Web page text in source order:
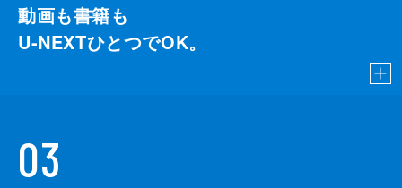
動画も書籍も
U-NEXTひとつでOK。
03